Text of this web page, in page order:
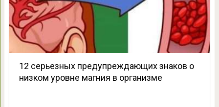
12 серьезных предупреждающих знаков о
низком уровне магния в организме